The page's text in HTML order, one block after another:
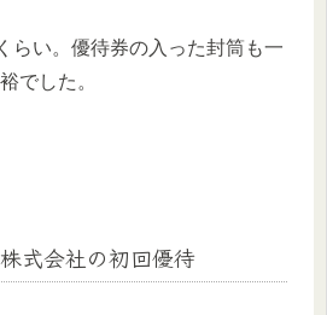
らい。優待券の入った封筒も一
でした。
式会社の初回優待